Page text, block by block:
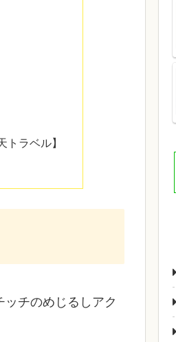
ラベル】
チのめじるしアク